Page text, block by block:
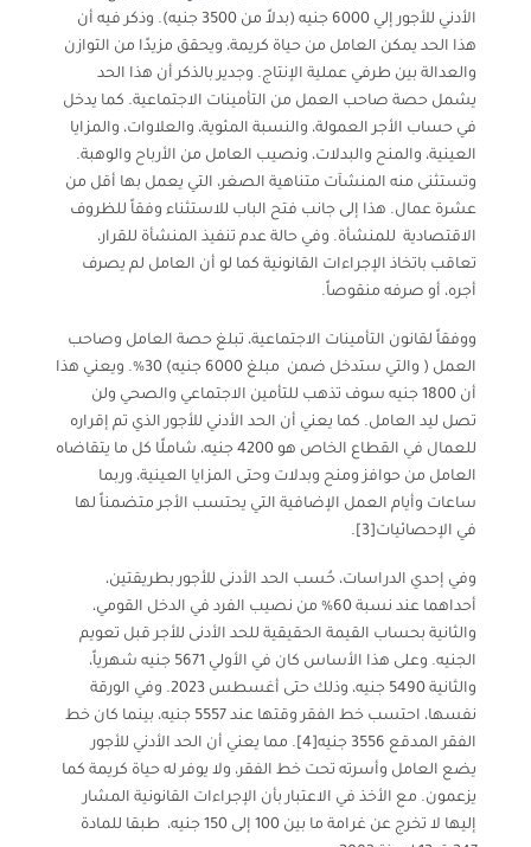
الأدني للأجور إلي 6000 جنيه (بدلاً من 3500 جنيه). وذكر فيه أن
هذا الحد يمكن العامل من حياة كريمة، ويحقق مزيدًا من التوازن
والعدالة بين طرفي عملية الإنتاج. وجدير بالذكر أن هذا الحد
يشمل حصة صاحب العمل من التأمينات الاجتماعية. كما يدخل
في حساب الأجر العمولة، والنسبة المئوية، والعلاوات، والمزايا
العينية، والمنح والبدلات، ونصيب العامل من الأرباح والوهبة.
وتستثنى منه المنشآت متناهية الصغر، التي يعمل بها أقل من
عشرة عمال. هذا إلى جانب فتح الباب للاستثناء وفقاً للظروف
الاقتصادية للمنشأة. وفي حالة عدم تنفيذ المنشأة للقرار،
تعاقب باتخاذ الإجراءات القانونية كما لو أن العامل لم يصرف
أجره، أو صرفه منقوصاً.
ووفقاً لقانون التأمينات الاجتماعية، تبلغ حصة العامل وصاحب
العمل
( والتي ستدخل ضمن مبلغ 6000 جنيه) 30%. ويعني هذا
أن 1800 جنيه سوف تذهب للتأمين الاجتماعي والصحي ولن
تصل ليد العامل. كما يعني أن الحد الأدني للأجور الذي تم إقراره
للعمال في القطاع الخاص هو 4200 جنيه، شاملًا كل ما يتقاضاه
العامل من حوافز ومنح وبدلات وحتى المزايا العينية، وربما
ساعات وأيام العمل الإضافية التي يحتسب الأجر متضمناً لها
في الإحصائيات [3]
.
وفي إحدي الدراسات، حُسب الحد الأدنى للأجور بطريقتين،
أحداهما عند نسبة 60% من نصيب الفرد في الدخل القومي،
والثانية بحساب القيمة الحقيقية للحد الأدنى للأجر قبل تعويم
الجنيه. وعلى هذا الأساس كان في الأولي 5671 جنيه شهرياً،
والثانية 5490 جنيه، وذلك حتى أغسطس 2023. وفي الورقة
نفسها، احتسب خط الفقر وقتها عند 5557 جنيه، بينما كان خط
الفقر المدقع 3556 جنيه
[4]
. مما يعني أن الحد الأدني للأجور
يضع العامل وأسرته تحت خط الفقر، ولا يوفر له حياة كريمة كما
يزعمون. مع الأخذ في الاعتبار بأن الإجراءات القانونية المشار
إليها لا تخرج عن غرامة ما بين 100 إلى 150 جنيه، طبقا للمادة